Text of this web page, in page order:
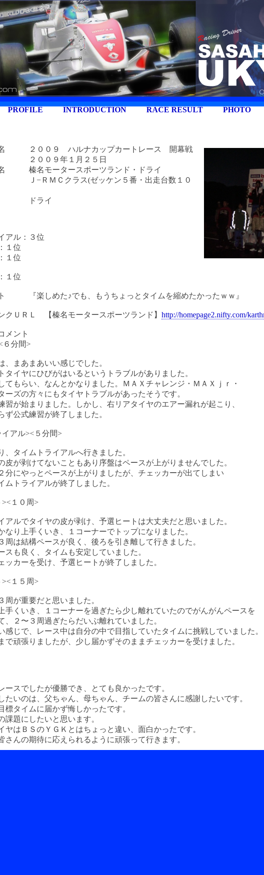
PROFILE INTRODUCTION RACE RESULT
PHOTO
名 ２００９ ハルナカップカートレース 開幕戦
００９年１月２５日
榛名モータースポーツランド・ドライ
Ｊ−ＲＭＣクラス(ゼッケン５番・出走台数１０
ライ
アル：３位
１位
１位
１位
『楽しめた♪でも、もうちょっとタイムを縮めたかったｗｗ』
クＵＲＬ 【榛名モータースポーツランド】 http://homepage2.nifty.com/
メント
６分間>
、まあまあいい感じでした。
タイヤにひびがはいるというトラブルがありました。
てもらい、なんとかなりました。ＭＡＸチャレンジ・ＭＡＸｊｒ・
ーズの方々にもタイヤトラブルがあったそうです。
習が始まりました。しかし、右リアタイヤのエアー漏れが起こり、
ず公式練習が終了しました。
アル><５分間>
、タイムトライアルへ行きました。
皮が剥けてないこともあり序盤はペースが上がりませんでした。
分にやっとペースが上がりましたが、チェッカーが出てしまい
ムトライアルが終了しました。
１０周>
アルでタイヤの皮が剥け、予選ヒートは大丈夫だと思いました。
なり上手くいき、１コーナーでトップになりました。
周は結構ペースが良く、後ろを引き離して行きました。
スも良く、タイムも安定していました。
ッカーを受け、予選ヒートが終了しました。
１５周>
周が重要だと思いました。
手くいき、１コーナーを過ぎたら少し離れていたのでがんがんペースを
、２〜３周過ぎたらだいぶ離れていました。
感じで、レース中は自分の中で目指していたタイムに挑戦していました。
で頑張りましたが、少し届かずそのままチェッカーを受けました。
ースでしたが優勝でき、とても良かったです。
たいのは、父ちゃん、母ちゃん、チームの皆さんに感謝したいです。
標タイムに届かず悔しかったです。
課題にしたいと思います。
ヤはＢＳのＹＧＫとはちょっと違い、面白かったです。
さんの期待に応えられるように頑張って行きます。